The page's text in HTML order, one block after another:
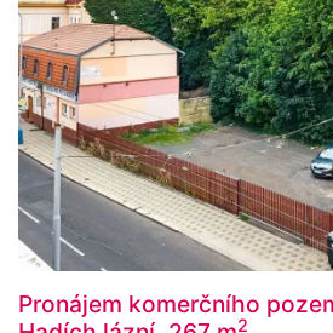
Pronájem komerčního
2